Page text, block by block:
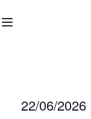
22/06/2026